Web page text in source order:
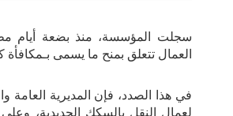
سجلت المؤسسة، منذ بضعة أيام
العمال تتعلق بمنح ما يسمى بـمكافأة
في هذا الصدد، فإن المديرية العامة
لعمال النقل بالسكك الحديدية،